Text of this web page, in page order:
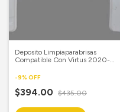
Deposito Limpiaparabrisas
Compatible Con Virtus 2020-
-9% OFF
$394.00 $435.00